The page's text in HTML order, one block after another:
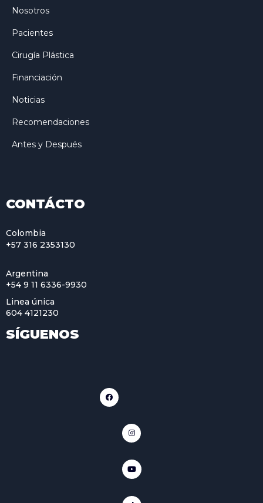
Nosotros
Pacientes
Cirugía Plástica
Financiación
Noticias
Recomendaciones
Antes y Después
CONTÁCTO
Colombia
+57 316 2353130
Argentina
+54 9 11 6336-9930
Linea única
604 4121230
SÍGUENOS